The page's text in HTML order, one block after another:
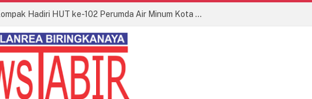
Appi-Aliyah Kompak Hadiri HUT ke-102 Perumda Air Minum Kota Makassar